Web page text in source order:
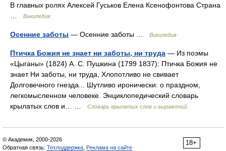
В главных ролях Алексей Гуськов Елена Ксенофонтова Страна
Википедия
Осенние заботы — Осенние заботы … Википедия
Птичка Божия не знает ни заботы, ни труда — Из поэмы
«Цыганы» (1824) А. С. Пушкина (1799 1837): Птичка Божия не
знает Ни заботы, ни труда, Хлопотливо не свивает
Долговечного гнезда... Шутливо иронически: о праздном,
легкомысленном человеке. Энциклопедический словарь
крылатых слов и… …
Словарь крылатых слов и выражений
18+
© Академик, 2000-2026
Обратная связь: Техподдержка Реклама на сайте